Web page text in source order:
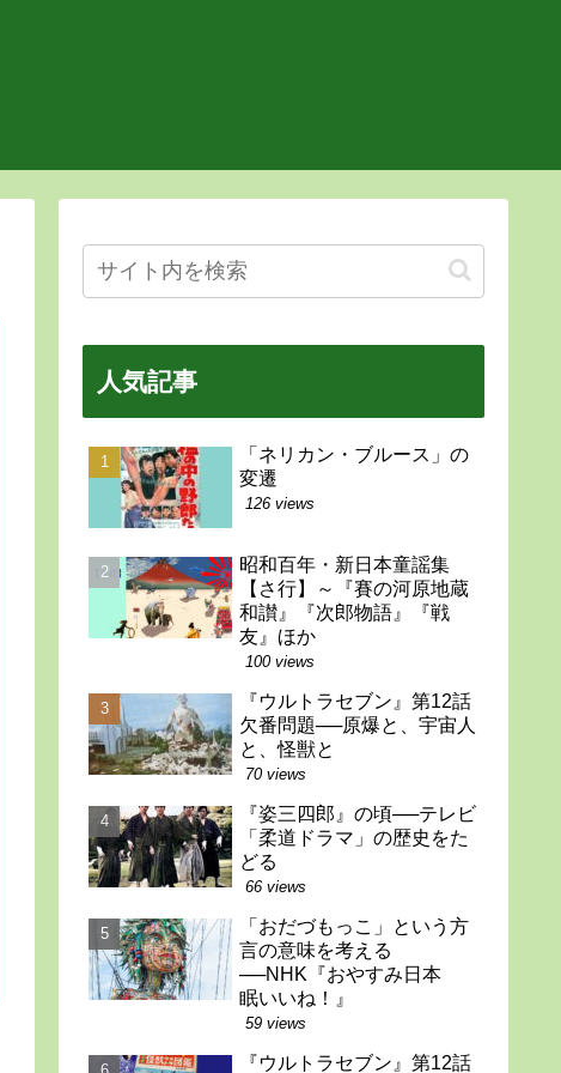
人気記事
「ネリカン・ブルース」の
変遷
126 views
昭和百年・新日本童謡集
【さ行】～『賽の河原地蔵
和讃』『次郎物語』『戦
友』ほか
100 views
『ウルトラセブン』第12話
欠番問題──原爆と、宇宙人
と、怪獣と
70 views
『姿三四郎』の頃──テレビ
「柔道ドラマ」の歴史をた
どる
66 views
「おだづもっこ」という方
言の意味を考える
──NHK『おやすみ日本
眠いいね！』
59 views
『ウルトラセブン』第12話